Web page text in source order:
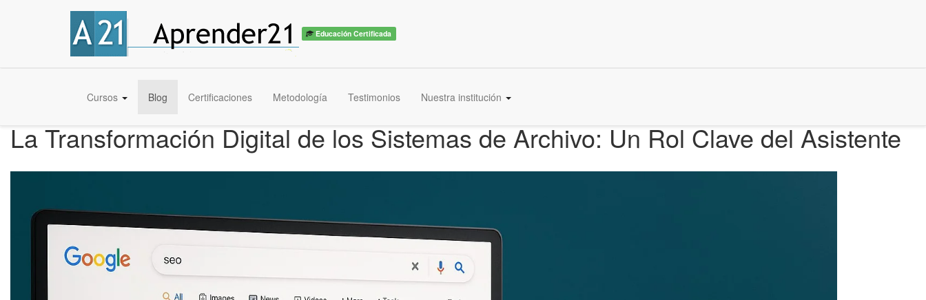
Educación Certificada
Cursos Blog Certificaciones Metodología Testimonios Nuestra institución
La Transformación Digital de los Sistemas de Archivo: Un Rol Clave del Asistente